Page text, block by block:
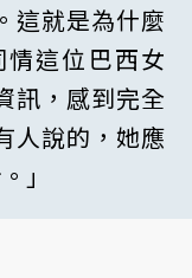
這就是為什麼
情這位巴西女
訊，感到完全
人說的，她應
」